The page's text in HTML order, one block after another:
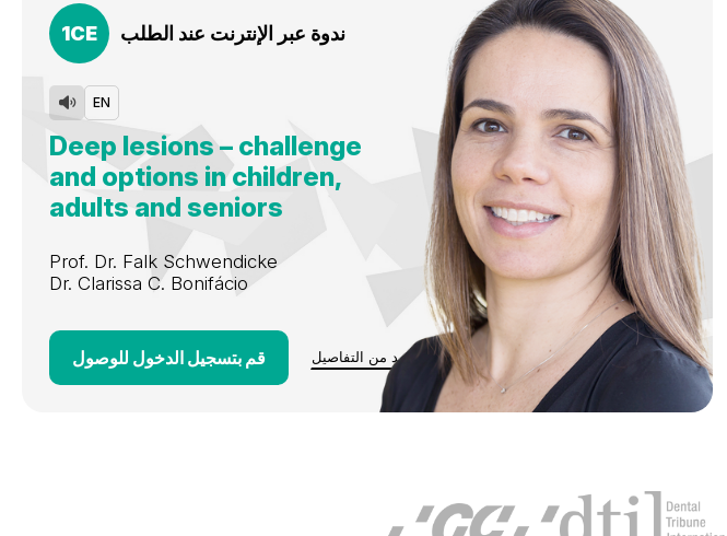
1CE ندوة عبر الإنترنت عند الطلب
EN
Deep lesions – challenge
and options in children,
adults and seniors
Prof. Dr. Falk Schwendicke
Dr. Clarissa C. Bonifácio
قم بتسجيل الدخول للوصول مزيد من التفاصيل